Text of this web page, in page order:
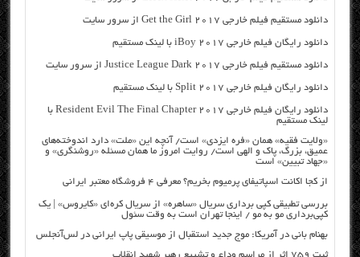
دانلود مستقیم فیلم خارجی Get the Girl 2017 از سرور سایت
دانلود رایگان فیلم خارجی iBoy 2017 با لینک مستقیم
دانلود مستقیم فیلم خارجی Justice League Dark 2017 از سرور سایت
دانلود رایگان فیلم خارجی Split 2017 با لینک مستقیم
دانلود رایگان فیلم خارجی Resident Evil The Final Chapter 2017 با
لینک مستقیم
«ولایت فقیه» همان «فره ایزدی» است/ آنچه این «ملت» دارد اندوخته‌های
عمیق، بزرگ، پاک و الهی است/ روایت امروز ما همان مسئله «روشنگری» و
«جهاد تبیین» است
از کجا اکانت اسپاتیفای پرمیوم بخریم؟ معرفی ۴ فروشگاه معتبر ایرانی
بررسی تطبیقی کپی برداری سریال «ساهره» از سریال کره‌ای «کایروس» | یک
کپی‌برداری مو به مو / اینجا تهران است به وقت سئول
بهنام بانی در آمریکا: موج جدید استقبال از موسیقی پاپ ایرانی در لس‌آنجلس